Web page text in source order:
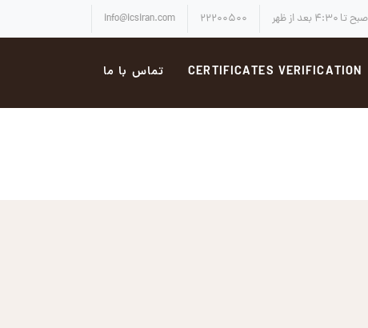
۲۲۲۰۰۵۰۰ info@icsiran.com
CERTIFICATES VERIFICATION تماس با ما